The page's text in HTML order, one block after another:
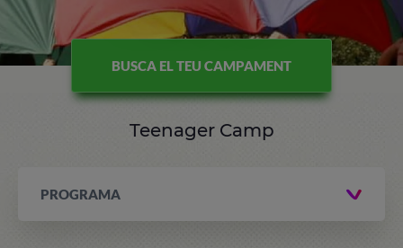
BUSCA EL TEU CAMPAMENT
Teenager Camp
PROGRAMA